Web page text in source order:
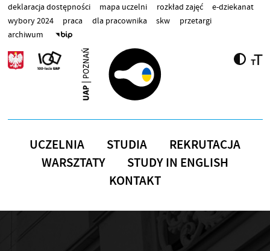
Przejdź do treści
deklaracja dostępności mapa uczelni rozkład zajęć
e-dziekanat
wybory 2024
praca dla pracownika skw
przetargi
archiwum
UCZELNIA STUDIA
REKRUTACJA
WARSZTATY
STUDY IN ENGLISH
KONTAKT